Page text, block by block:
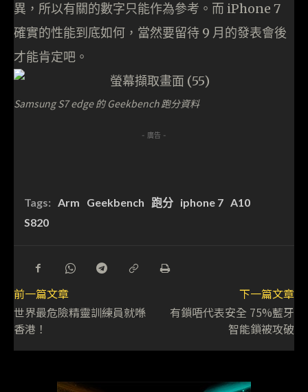
異，所以有關的數字只能作為參考。而 iPhone 7
確實的性能到底如何，當然要留待 9 月的發表會後
才能肯定吧。
Samsung S7 edge 的 Geekbench 跑分資料
- 廣告 -
Tags: Arm Geekbench 跑分 iphone 7 A10
S820
前一篇文章
世界最危險精靈訓練員就喺
香港！
下一篇文章
有鎖唔代表安全 75%藍牙
智能鎖被攻破